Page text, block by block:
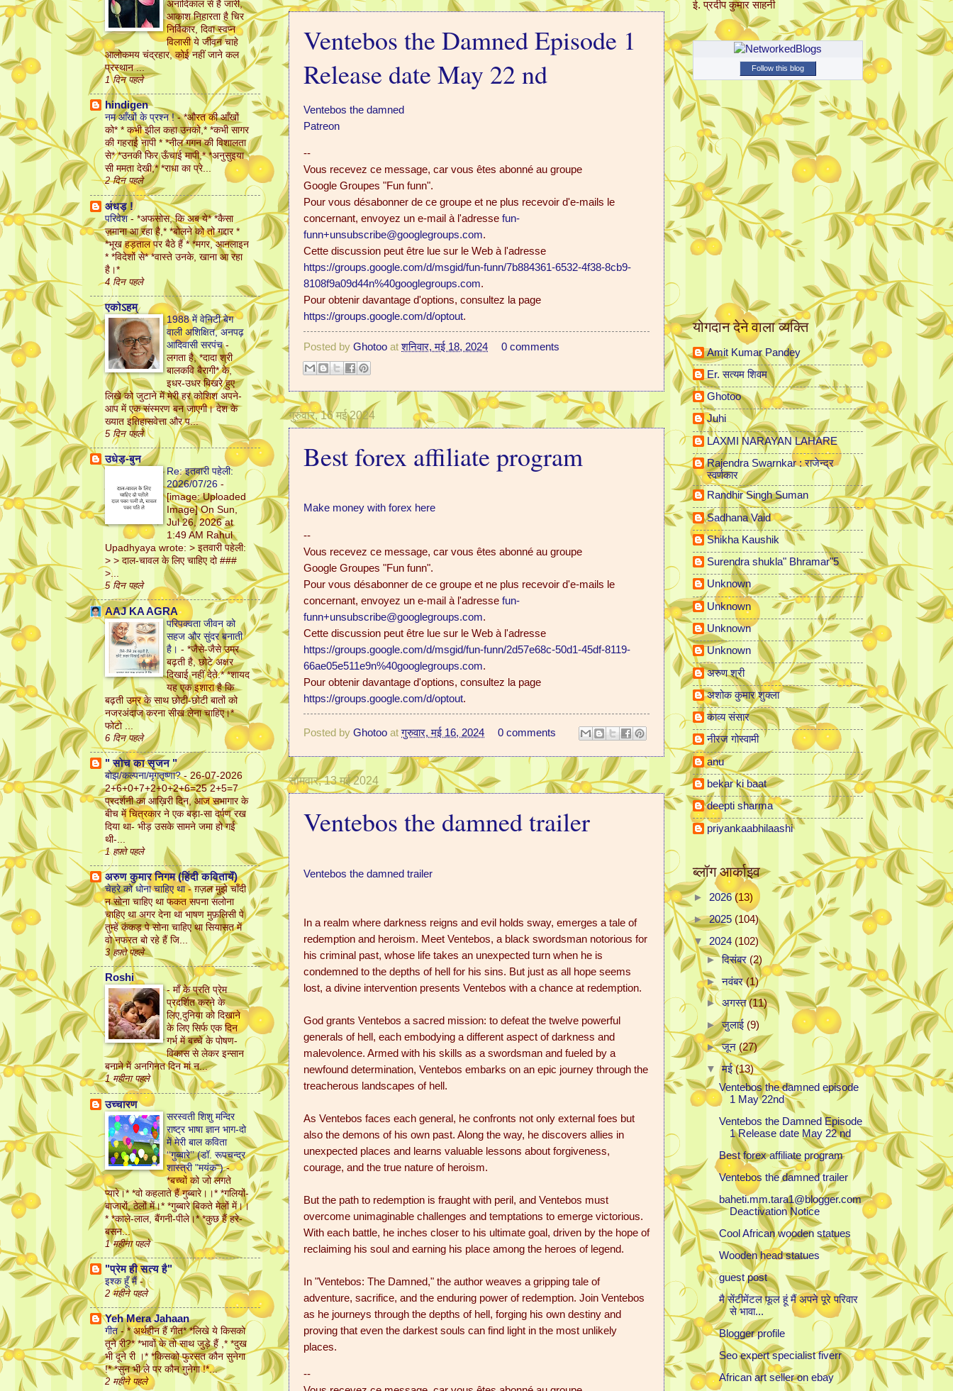
Ventebos the Damned Episode 1
Release date May 22 nd
Ventebos the damned
Patreon
--
Vous recevez ce message, car vous êtes abonné au groupe
Google Groupes "Fun funn".
Pour vous désabonner de ce groupe et ne plus recevoir d'e-mails le
concernant, envoyez un e-mail à l'adresse fun-
funn+unsubscribe@googlegroups.com.
Cette discussion peut être lue sur le Web à l'adresse
https://groups.google.com/d/msgid/fun-funn/7b884361-6532-4f38-8cb9-
8108f9a09d44n%40googlegroups.com.
Pour obtenir davantage d'options, consultez la page
https://groups.google.com/d/optout.
Posted by Ghotoo atशनिवार, मई 18, 2024 0 comments
गुरुवार, 16 मई 2024
Best forex affiliate program
Make money with forex here
--
Vous recevez ce message, car vous êtes abonné au groupe
Google Groupes "Fun funn".
Pour vous désabonner de ce groupe et ne plus recevoir d'e-mails le
concernant, envoyez un e-mail à l'adresse fun-
funn+unsubscribe@googlegroups.com.
Cette discussion peut être lue sur le Web à l'adresse
https://groups.google.com/d/msgid/fun-funn/2d57e68c-50d1-45df-8119-
66ae05e511e9n%40googlegroups.com.
Pour obtenir davantage d'options, consultez la page
https://groups.google.com/d/optout.
Posted by Ghotoo atगुरुवार, मई 16, 2024 0 comments
सोमवार, 13 मई 2024
Ventebos the damned trailer
Ventebos the damned trailer
In a realm where darkness reigns and evil holds sway, emerges a tale of
redemption and heroism. Meet Ventebos, a black swordsman notorious for
his criminal past, whose life takes an unexpected turn when he is
condemned to the depths of hell for his sins. But just as all hope seems
lost, a divine intervention presents Ventebos with a chance at redemption.
God grants Ventebos a sacred mission: to defeat the twelve powerful
generals of hell, each embodying a different aspect of darkness and
malevolence. Armed with his skills as a swordsman and fueled by a
newfound determination, Ventebos embarks on an epic journey through the
treacherous landscapes of hell.
As Ventebos faces each general, he confronts not only external foes but
also the demons of his own past. Along the way, he discovers allies in
unexpected places and learns valuable lessons about forgiveness,
courage, and the true nature of heroism.
But the path to redemption is fraught with peril, and Ventebos must
overcome unimaginable challenges and temptations to emerge victorious.
With each battle, he inches closer to his ultimate goal, driven by the hope of
reclaiming his soul and earning his place among the heroes of legend.
In "Ventebos: The Damned," the author weaves a gripping tale of
adventure, sacrifice, and the enduring power of redemption. Join Ventebos
as he journeys through the depths of hell, forging his own destiny and
proving that even the darkest souls can find light in the most unlikely
places.
--
अनादिकाल से है जारी,
आकाश निहारता है चिर
निर्विकार, दिवा स्वप्न
विलासी ये जीवन चाहे
आलोकमय चंद्रहार, कोई नहीं जाने कल
प्रस्थान ...
1 दिन पहले
hindigen
नम आँखों के प्रश्न !-*औरत की आँखों
को* * कभी झील कहा उनको,* *कभी सागर
की गहराई नापी * *नील गगन की विशालता
से* *उनकी फिर ऊँचाई मापी,* *अनुसुइया
सी ममता देखी,* *राधा का प्रे...
2 दिन पहले
अंधड़ !
परिवेश- *अफसोस, कि अब ये* *कैसा
ज़माना आ रहा है,* *बोलने को तो गद्दार *
*भूख हड़ताल पर बैठे हैं * *मगर, आनलाइन
* *विदेशों से* *वास्ते उनके, खाना आ रहा
है।*
4 दिन पहले
एकोऽहम्
1988 में वेनिटी बेग
वाली अशिक्षित, अनपढ़
आदिवासी सरपंच-
लगता है, *दादा श्री
बालकवि बैरागी* के,
इधर-उधर बिखरे हुए
लिखे को जुटाने में मेरी हर कोशिश अपने-
आप में एक संस्मरण बन जाएगी। देश के
ख्यात इतिहासवेत्ता और प...
5 दिन पहले
उधेड़-बुन
Re: इतवारी पहेली:
2026/07/26 -
[image: Uploaded
Image] On Sun,
Jul 26, 2026 at
1:49 AM Rahul
Upadhyaya wrote: > इतवारी पहेली:
> > दाल-चावल के लिए चाहिए दो ###
>...
5 दिन पहले
AAJ KA AGRA
परिपक्वता जीवन को
सहज और सुंदर बनाती
है। - *जैसे-जैसे उम्र
बढ़ती है, छोटे अक्षर
दिखाई नहीं देते.* *शायद
यह एक इशारा है कि
बढ़ती उम्र के साथ छोटी-छोटी बातों को
नजरअंदाज करना सीख लेना चाहिए।*
फोटो ...
6 दिन पहले
" सोच का सृजन "
बोझ/कल्पना/मृगतृष्णा?- 26-07-2026
2+6+0+7+2+0+2+6=25 2+5=7
प्रदर्शनी का आख़िरी दिन, आज सभागार के
बीच में चित्रकार ने एक बड़ा-सा दर्पण रख
दिया था- भीड़ उसके सामने जमा हो गई
थी-...
1 हफ़्ते पहले
अरुण कुमार निगम (हिंदी कवितायेँ)
चेहरे को धोना चाहिए था-ग़ज़ल मुझे चाँदी
न सोना चाहिए था फकत सपना सलोना
चाहिए था अगर देना था भाषण मुफ़लिसी पे
तुम्हें कंकड़ पे सोना चाहिए था सियासत में
वो नफरत बो रहे हैं जि...
3 हफ़्ते पहले
Roshi
- माँ के प्रति प्रेम
प्रदर्शित करने के
लिए,दुनिया को दिखाने
के लिए सिर्फ एक दिन
गर्भ में बच्चे के पोषण-
विकास से लेकर इन्सान
बनाने में अनगिनत दिन मां न...
1 महीना पहले
उच्चारण
सरस्वती शिशु मन्दिर
राष्ट्र भाषा ज्ञान भाग-दो
में मेरी बाल कविता
‘‘गुब्बारे’’ (डॉ. रूपचन्द्र
शास्त्री "मयंक")-
*बच्चों को जो लगते
प्यारे।* *वो कहलाते हैं गुब्बारे।।* *गलियों-
बाजारों, ठेलों में।* *गुब्बारे बिकते मेलों में।।
* *काले-लाल, बैंगनी-पीले।* *कुछ हैं हरे-
बसन...
1 महीना पहले
"प्रेम ही सत्य है"
इश्क हूँ मैं-
2 महीने पहले
Yeh Mera Jahaan
गीत -* अर्थहीन हैं गीत* *लिखे ये किसको
तूने री?* *भावों के तो साथ जुड़े हैं ,* *दुख
भी दूने री ।* *किसको फुरसत कौन सुनेगा
!* *सुन भी ले पर कौन गुनेगा !*...
2 महीने पहले
ई. प्रदीप कुमार साहनी
Follow this blog
योगदान देने वाला व्यक्ति
Amit Kumar Pandey
Er. सत्यम शिवम
Ghotoo
Juhi
LAXMI NARAYAN LAHARE
Rajendra Swarnkar : राजेन्द्र
स्वर्णकार
Randhir Singh Suman
Sadhana Vaid
Shikha Kaushik
Surendra shukla" Bhramar"5
Unknown
Unknown
Unknown
Unknown
अरुण श्री
अशोक कुमार शुक्ला
काव्य संसार
नीरज गोस्वामी
anu
bekar ki baat
deepti sharma
priyankaabhilaashi
ब्लॉग आर्काइव
► 2026 (13)
►2025 (104)
▼ 2024 (102)
►दिसंबर (2)
►नवंबर(1)
►अगस्त(11)
►जुलाई (9)
►जून (27)
▼मई(13)
Ventebos the damned episode
1 May 22nd
Ventebos the Damned Episode
1 Release date May 22 nd
Best forex affiliate program
Ventebos the damned trailer
baheti.mm.tara1@blogger.com
Deactivation Notice
Cool African wooden statues
Wooden head statues
guest post
मै सेंटीमेंटल फूल हूं मैं अपने पूरे परिवार
से भावा...
Blogger profile
Seo expert specialist fiverr
African art seller on ebay